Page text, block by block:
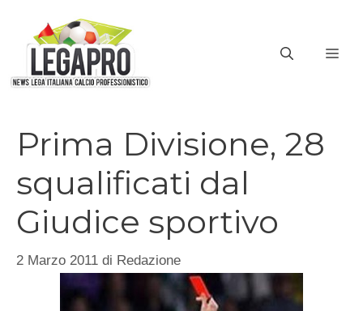
contenuto
Prima Divisione, 28
squalificati dal
Giudice sportivo
2 Marzo 2011 di Redazione